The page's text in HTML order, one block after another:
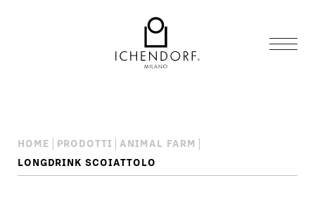
HOME PRODOTTI
ANIMAL FARM
LONGDRINK SCOIATTOLO